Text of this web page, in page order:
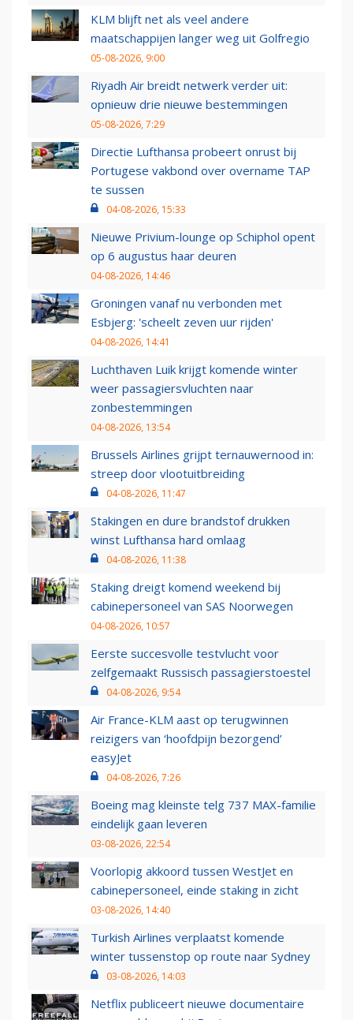
KLM blijft net als veel andere
maatschappijen langer weg uit Golfregio
05-08-2026, 9:00
Riyadh Air breidt netwerk verder uit:
opnieuw drie nieuwe bestemmingen
05-08-2026, 7:29
Directie Lufthansa probeert onrust bij
Portugese vakbond over overname TAP
te sussen
04-08-2026, 15:33
Nieuwe Privium-lounge op Schiphol opent
op 6 augustus haar deuren
04-08-2026, 14:46
Groningen vanaf nu verbonden met
Esbjerg: 'scheelt zeven uur rijden'
04-08-2026, 14:41
Luchthaven Luik krijgt komende winter
weer passagiersvluchten naar
zonbestemmingen
04-08-2026, 13:54
Brussels Airlines grijpt ternauwernood in:
streep door vlootuitbreiding
04-08-2026, 11:47
Stakingen en dure brandstof drukken
winst Lufthansa hard omlaag
04-08-2026, 11:38
Staking dreigt komend weekend bij
cabinepersoneel van SAS Noorwegen
04-08-2026, 10:57
Eerste succesvolle testvlucht voor
zelfgemaakt Russisch passagierstoestel
04-08-2026, 9:54
Air France-KLM aast op terugwinnen
reizigers van ‘hoofdpijn bezorgend’
easyJet
04-08-2026, 7:26
Boeing mag kleinste telg 737 MAX-familie
eindelijk gaan leveren
03-08-2026, 22:54
Voorlopig akkoord tussen WestJet en
cabinepersoneel, einde staking in zicht
03-08-2026, 14:40
Turkish Airlines verplaatst komende
winter tussenstop op route naar Sydney
03-08-2026, 14:03
Netflix publiceert nieuwe documentaire